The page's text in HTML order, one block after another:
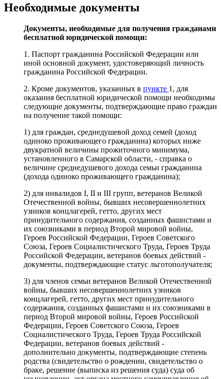
Необходимые документы
Документы, необходимые для получения гражданами
бесплатной юридической помощи:
1. Паспорт гражданина Российской Федерации или
иной основной документ, удостоверяющий личность
гражданина Российской Федерации.
2. Кроме документов, указанных в пункте 1, для
оказания бесплатной юридической помощи необходимы
следующие документы, подтверждающие право граждан
на получение такой помощи:
1) для граждан, среднедушевой доход семей (доход
одиноко проживающего гражданина) которых ниже
двукратной величины прожиточного минимума,
установленного в Самарской области, - справка о
величине среднедушевого дохода семьи гражданина
(дохода одиноко проживающего гражданина);
2) для инвалидов I, II и III групп, ветеранов Великой
Отечественной войны, бывших несовершеннолетних
узников концлагерей, гетто, других мест
принудительного содержания, созданных фашистами и
их союзниками в период Второй мировой войны,
Героев Российской Федерации, Героев Советского
Союза, Героев Социалистического Труда, Героев Труда
Российской Федерации, ветеранов боевых действий -
документы, подтверждающие статус льготополучателя;
3) для членов семьи ветеранов Великой Отечественной
войны, бывших несовершеннолетних узников
концлагерей, гетто, других мест принудительного
содержания, созданных фашистами и их союзниками в
период Второй мировой войны, Героев Российской
Федерации, Героев Советского Союза, Героев
Социалистического Труда, Героев Труда Российской
Федерации, ветеранов боевых действий -
дополнительно документы, подтверждающие степень
родства (свидетельство о рождении, свидетельство о
браке, решение (выписка из решения суда) суда об